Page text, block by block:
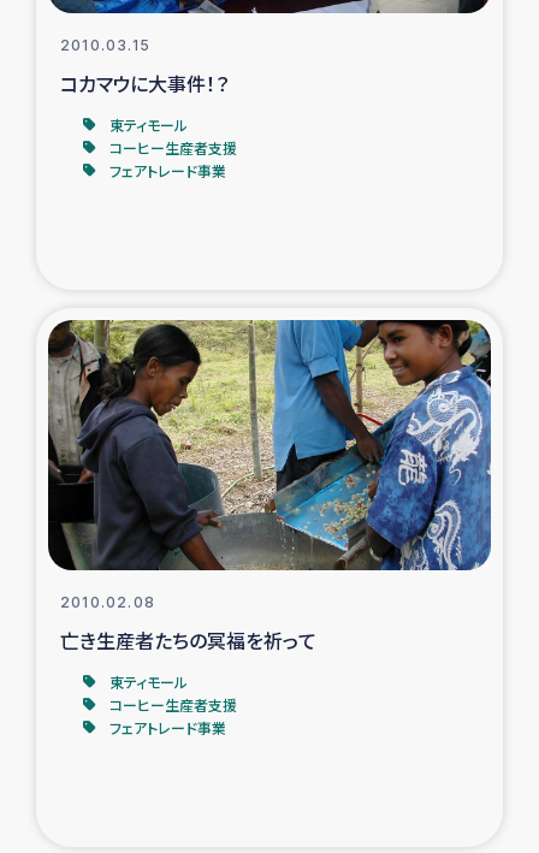
2010.03.15
コカマウに大事件！？
東ティモール
コーヒー生産者支援
フェアトレード事業
2010.02.08
亡き生産者たちの冥福を祈って
東ティモール
コーヒー生産者支援
フェアトレード事業